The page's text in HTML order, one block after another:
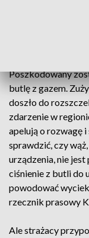
Poszkodowany
butlę z gazem.
doszło do
zdarzenie w
apelują o rozwagę
sprawdzić, czy
urządzenia, nie
ciśnienie z butli do
powodować
rzecznik prasowy
Ale strażacy